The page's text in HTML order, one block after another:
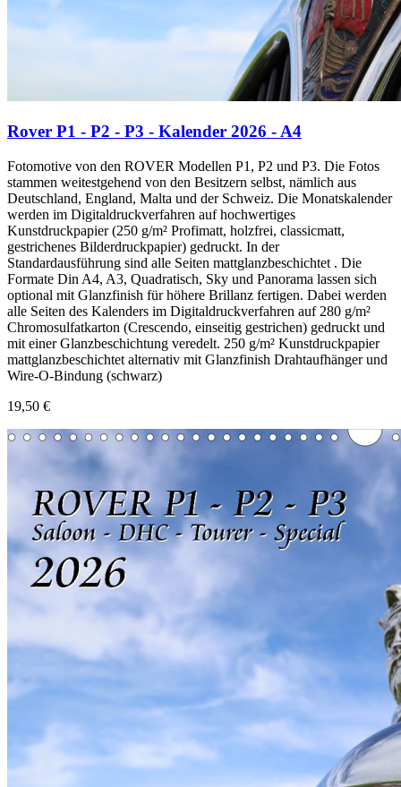
Rover P1 - P2 - P3 - Kalender 2026 - A4
Fotomotive von den ROVER Modellen P1, P2 und P3. Die Fotos
stammen weitestgehend von den Besitzern selbst, nämlich aus
Deutschland, England, Malta und der Schweiz. Die Monatskalender
werden im Digitaldruckverfahren auf hochwertiges
Kunstdruckpapier (250 g/m² Profimatt, holzfrei, classicmatt,
gestrichenes Bilderdruckpapier) gedruckt. In der
Standardausführung sind alle Seiten mattglanzbeschichtet . Die
Formate Din A4, A3, Quadratisch, Sky und Panorama lassen sich
optional mit Glanzfinish für höhere Brillanz fertigen. Dabei werden
alle Seiten des Kalenders im Digitaldruckverfahren auf 280 g/m²
Chromosulfatkarton (Crescendo, einseitig gestrichen) gedruckt und
mit einer Glanzbeschichtung veredelt. 250 g/m² Kunstdruckpapier
mattglanzbeschichtet alternativ mit Glanzfinish Drahtaufhänger und
Wire-O-Bindung (schwarz)
19,50 €